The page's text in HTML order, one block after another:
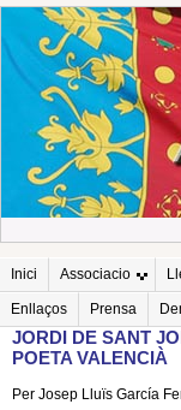
Inici Associacio
Enllaços Prensa
JORDI DE SANT
POETA VALENCIÀ
Per Josep Lluïs García